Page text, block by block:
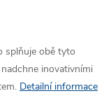
splňuje obě tyto
inovativními
Detailní informace